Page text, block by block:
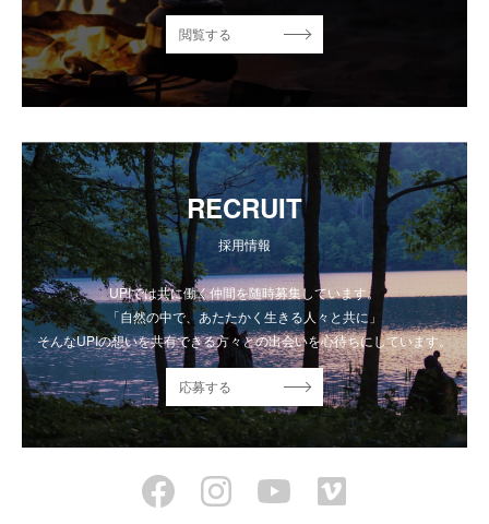
閲覧する
RECRUIT
採用情報
UPIでは共に働く仲間を随時募集しています。
「自然の中で、あたたかく生きる人々と共に」
そんなUPIの想いを共有できる方々との出会いを心待ちにしています。
応募する